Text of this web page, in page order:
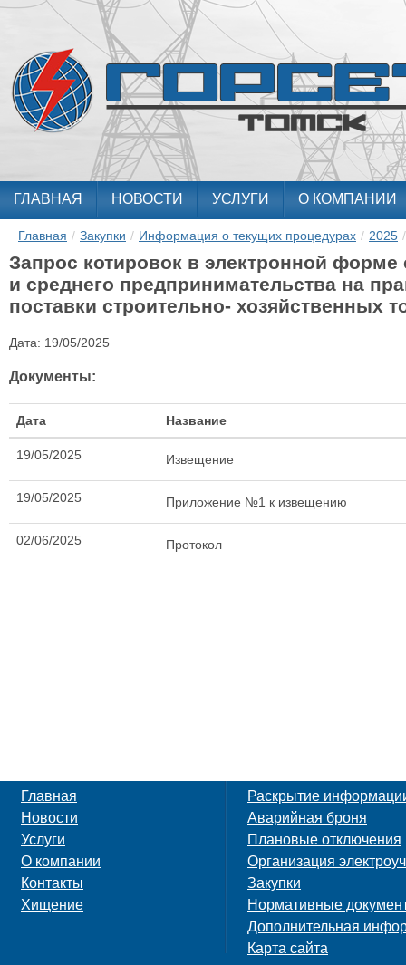
ГЛАВНАЯ НОВОСТИ УСЛУГИ О КОМПАНИИ
Главная / Закупки / Информация о текущих процедурах / 2025 /
Запрос котировок в электронной форме
и среднего предпринимательства на
поставки строительно- хозяйственных
Дата: 19/05/2025
Документы:
Дата Название
19/05/2025 Извещение
19/05/2025 Приложение №1 к извещению
02/06/2025 Протокол
Главная
Новости
Услуги
О компании
Контакты
Хищение
Раскрытие
Аварийная броня
Плановые отключения
Организация
Закупки
Нормативные
Дополнительная
Карта сайта